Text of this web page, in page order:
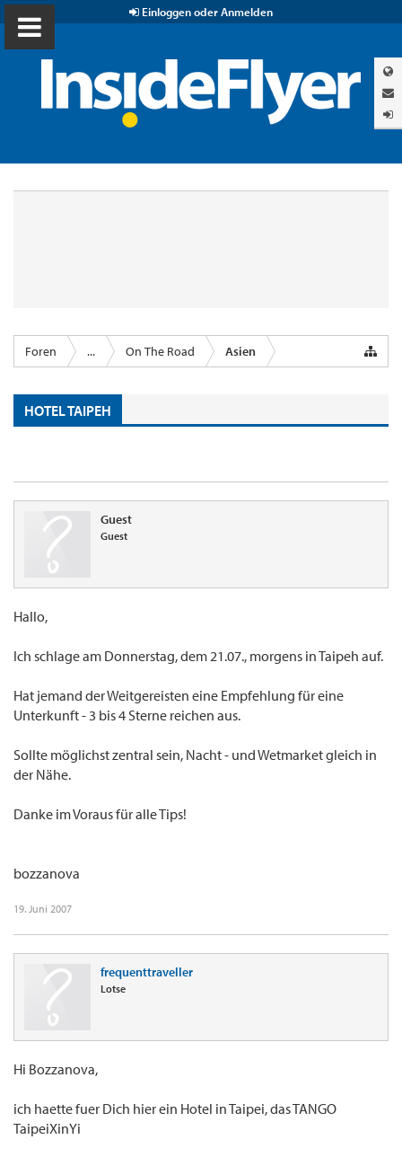
Einloggen oder Anmelden
Foren ... On The Road Asien
HOTEL TAIPEH
Guest
Guest
Hallo,
Ich schlage am Donnerstag, dem 21.07., morgens in Taipeh auf.
Hat jemand der Weitgereisten eine Empfehlung für eine
Unterkunft - 3 bis 4 Sterne reichen aus.
Sollte möglichst zentral sein, Nacht - und Wetmarket gleich in
der Nähe.
Danke im Voraus für alle Tips!
bozzanova
19. Juni 2007
frequenttraveller
Lotse
Hi Bozzanova,
ich haette fuer Dich hier ein Hotel in Taipei, das TANGO
TaipeiXinYi